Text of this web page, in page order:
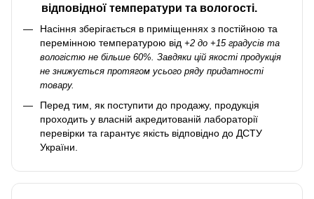
відповідної температури та вологості.
Насіння зберігається в приміщеннях з постійною та
перемінною температурою від +2 до +15 градусів та
вологістю не більше 60%. Завдяки цій якості продукція
не знижується протягом усього ряду придатності
товару.
Перед тим, як поступити до продажу, продукція
проходить у власній акредитованій лабораторії
перевірки та гарантує якість відповідно до ДСТУ
України.